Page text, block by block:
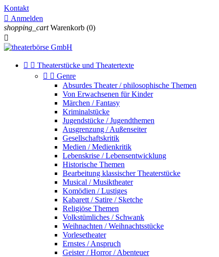
Kontakt
 Anmelden
shopping_cart Warenkorb (0)

  Theaterstücke und Theatertexte
  Genre
Absurdes Theater / philosophische Themen
Von Erwachsenen für Kinder
Märchen / Fantasy
Kriminalstücke
Jugendstücke / Jugendthemen
Ausgrenzung / Außenseiter
Gesellschaftskritik
Medien / Medienkritik
Lebenskrise / Lebensentwicklung
Historische Themen
Bearbeitung klassischer Theaterstücke
Musical / Musiktheater
Komödien / Lustiges
Kabarett / Satire / Sketche
Religiöse Themen
Volkstümliches / Schwank
Weihnachten / Weihnachtsstücke
Vorlesetheater
Ernstes / Anspruch
Geister / Horror / Abenteuer